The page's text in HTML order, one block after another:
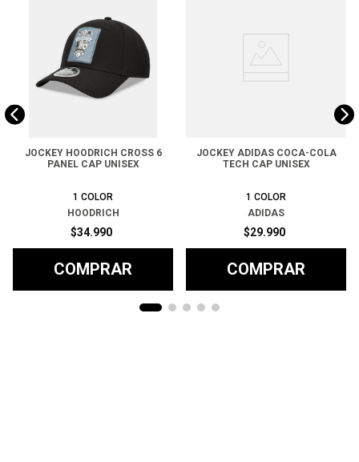
JOCKEY HOODRICH CROSS 6
PANEL CAP UNISEX
1 COLOR
HOODRICH
$34.990
COMPRAR
JOCKEY ADIDAS COCA-COLA
TECH CAP UNISEX
1 COLOR
ADIDAS
$29.990
COMPRAR